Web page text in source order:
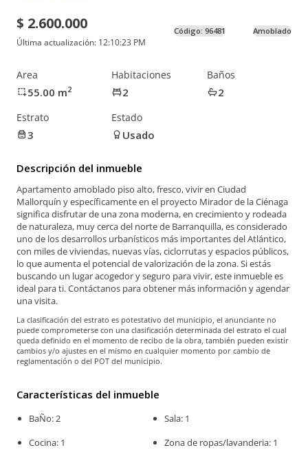
$ 2.600.000
Última actualización: 12:10:23 PM
Código: 96481 Amoblado
Area
55.00 m2
Habitaciones
2
Baños
2
Estrato
3
Estado
Usado
Descripción del inmueble
Apartamento amoblado piso alto, fresco, vivir en Ciudad
Mallorquín y específicamente en el proyecto Mirador de la Ciénaga
significa disfrutar de una zona moderna, en crecimiento y rodeada
de naturaleza, muy cerca del norte de Barranquilla, es considerado
uno de los desarrollos urbanísticos más importantes del Atlántico,
con miles de viviendas, nuevas vías, ciclorrutas y espacios públicos,
lo que aumenta el potencial de valorización de la zona. Si estás
buscando un lugar acogedor y seguro para vivir, este inmueble es
ideal para ti. Contáctanos para obtener más información y agendar
una visita.
La clasificación del estrato es potestativo del municipio, el anunciante no
puede comprometerse con una clasificación determinada del estrato el cual
queda definido en el momento de recibo de la obra, también pueden existir
cambios y/o ajustes en el mismo en cualquier momento por cambio de
reglamentación o del POT del municipio.
Características del inmueble
BaÑo: 2
Cocina: 1
Sala: 1
Zona de ropas/lavanderia: 1